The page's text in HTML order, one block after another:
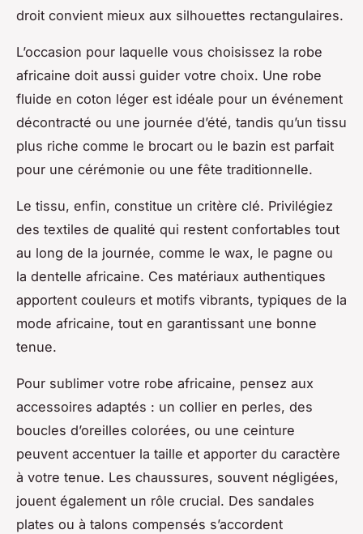
droit convient mieux aux silhouettes rectangulaires.
L’occasion pour laquelle vous choisissez la robe
africaine doit aussi guider votre choix. Une robe
fluide en coton léger est idéale pour un événement
décontracté ou une journée d’été, tandis qu’un tissu
plus riche comme le brocart ou le bazin est parfait
pour une cérémonie ou une fête traditionnelle.
Le tissu, enfin, constitue un critère clé. Privilégiez
des textiles de qualité qui restent confortables tout
au long de la journée, comme le wax, le pagne ou
la dentelle africaine. Ces matériaux authentiques
apportent couleurs et motifs vibrants, typiques de la
mode africaine, tout en garantissant une bonne
tenue.
Pour sublimer votre robe africaine, pensez aux
accessoires adaptés : un collier en perles, des
boucles d’oreilles colorées, ou une ceinture
peuvent accentuer la taille et apporter du caractère
à votre tenue. Les chaussures, souvent négligées,
jouent également un rôle crucial. Des sandales
plates ou à talons compensés s’accordent